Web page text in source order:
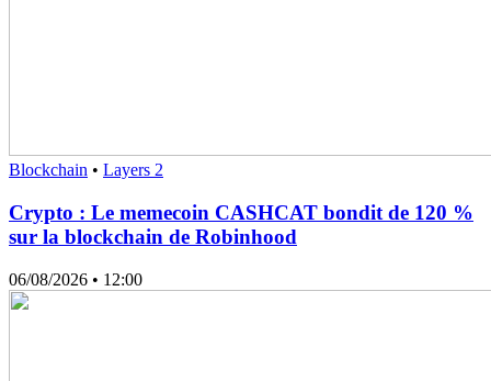
Blockchain • Layers 2
Crypto : Le memecoin CASHCAT bondit de 120 %
sur la blockchain de Robinhood
06/08/2026 • 12:00